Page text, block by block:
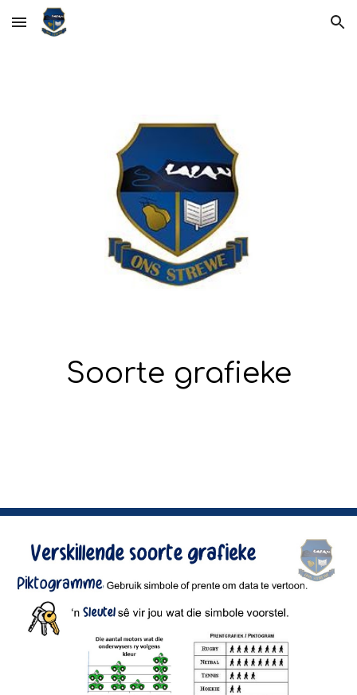
Skip to main content Skip to navigation
Soorte grafieke